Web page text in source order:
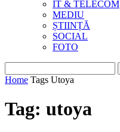
IT & TELECOM
MEDIU
ȘTIINȚĂ
SOCIAL
FOTO
Home Tags Utoya
Tag: utoya